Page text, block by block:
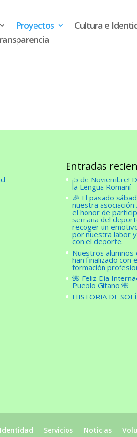
Proyectos Cultura e
Entradas
¡5 de Noviembre!
la Lengua Romaní
🎉 El pasado
nuestra asociación
el honor de
semana del
recoger un
por nuestra labor
con el deporte.
Nuestros alumnos
han finalizado con
formación
🌺 Feliz Día
Pueblo Gitano 🌺
HISTORIA DE
Servicios Noticias